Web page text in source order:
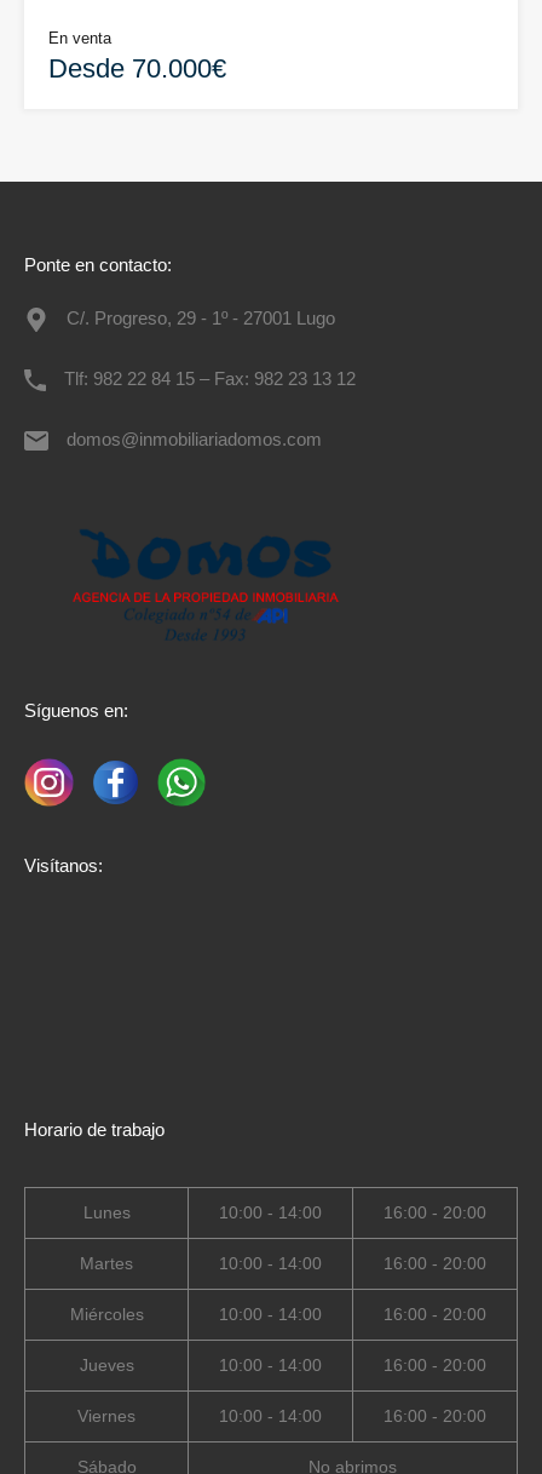
En venta
Desde 70.000€
Ponte en contacto:
C/. Progreso, 29 - 1º - 27001 Lugo
Tlf: 982 22 84 15 – Fax: 982 23 13 12
domos@inmobiliariadomos.com
Síguenos en:
Visítanos:
Horario de trabajo
Lunes 10:00 - 14:00 16:00 - 20:00
Martes 10:00 - 14:00 16:00 - 20:00
Miércoles 10:00 - 14:00 16:00 - 20:00
Jueves 10:00 - 14:00 16:00 - 20:00
Viernes 10:00 - 14:00 16:00 - 20:00
Sábado No abrimos